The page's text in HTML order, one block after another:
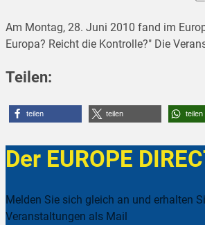
Am Montag, 28. Juni 2010 fand im
Europa? Reicht die Kontrolle?" Die
Teilen:
teilen teilen teilen
Der EUROPE
Melden Sie sich gleich an und erhalten
Veranstaltungen als Mail